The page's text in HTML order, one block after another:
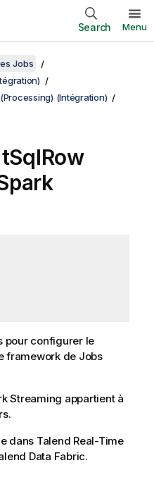
Search Menu
Jobs
(Intégration)
pour configurer le
framework de Jobs
Streaming appartient à
.
dans Talend Real-Time
Data Fabric.